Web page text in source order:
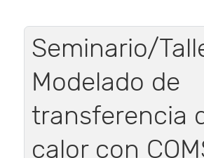
Seminario/
Modelado de
transferencia
calor con